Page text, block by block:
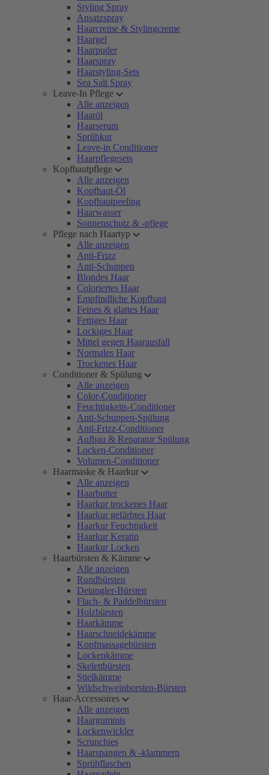
Styling Spray
Ansatzspray
Haarcreme & Stylingcreme
Haargel
Haarpuder
Haarspray
Haarstyling-Sets
Sea Salt Spray
Leave-In Pflege
Alle anzeigen
Haaröl
Haarserum
Sprühkur
Leave-in Conditioner
Haarpflegesets
Kopfhautpflege
Alle anzeigen
Kopfhaut-Öl
Kopfhautpeeling
Haarwasser
Sonnenschutz & -pflege
Pflege nach Haartyp
Alle anzeigen
Anti-Frizz
Anti-Schuppen
Blondes Haar
Coloriertes Haar
Empfindliche Kopfhaut
Feines & glattes Haar
Fettiges Haar
Lockiges Haar
Mittel gegen Haarausfall
Normales Haar
Trockenes Haar
Conditioner & Spülung
Alle anzeigen
Color-Conditioner
Feuchtigkeits-Conditioner
Anti-Schuppen-Spülung
Anti-Frizz-Conditioner
Aufbau & Reparatur Spülung
Locken-Conditioner
Volumen-Conditioner
Haarmaske & Haarkur
Alle anzeigen
Haarbutter
Haarkur trockenes Haar
Haarkur gefärbtes Haar
Haarkur Feuchtigkeit
Haarkur Keratin
Haarkur Locken
Haarbürsten & Kämme
Alle anzeigen
Rundbürsten
Detangler-Bürsten
Flach- & Paddelbürsten
Holzbürsten
Haarkämme
Haarschneidekämme
Kopfmassagebürsten
Lockenkämme
Skelettbürsten
Stielkämme
Wildschweinborsten-Bürsten
Haar-Accessoires
Alle anzeigen
Haargummis
Lockenwickler
Scrunchies
Haarspangen & -klammern
Sprühflaschen